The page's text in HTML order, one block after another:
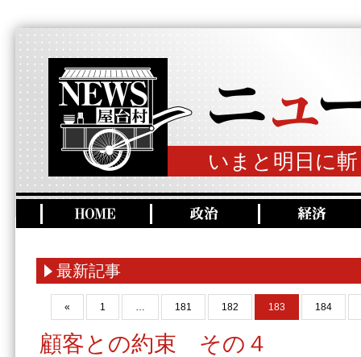
いまと明日に
最新記事
« 1 … 181 182 183 184
顧客との約束 その４